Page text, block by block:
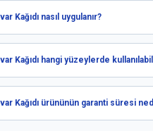
Kağıdı nasıl uygulanır?
Kağıdı hangi yüzeylerde
Kağıdı ürününün garanti süresi